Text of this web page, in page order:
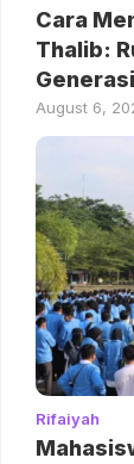
Cara
Thalib:
August 6,
Rifaiyah